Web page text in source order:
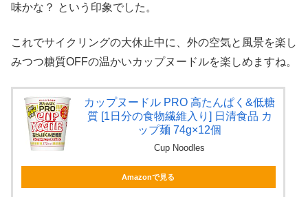
味かな？ という印象でした。
これでサイクリングの大休止中に、外の空気と風景を楽し
みつつ糖質OFFの温かいカップヌードルを楽しめますね。
カップヌードル PRO 高たんぱく&低糖
質 [1日分の食物繊維入り] 日清食品 カ
ップ麺 74g×12個
Cup Noodles
Amazonで見る